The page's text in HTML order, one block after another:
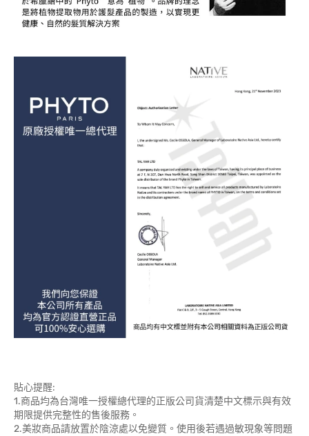
貼心提醒:
1.商品均為台灣唯一授權總代理的正版公司貨清楚中文標示與有效
期限提供完整性的售後服務。
2.美妝商品請放置於陰涼處以免變質。使用後若遇過敏現象等問題